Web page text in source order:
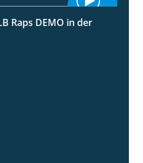
2:37
Raps DEMO in der